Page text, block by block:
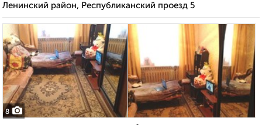
Ленинский район, Республиканский проезд 5
8